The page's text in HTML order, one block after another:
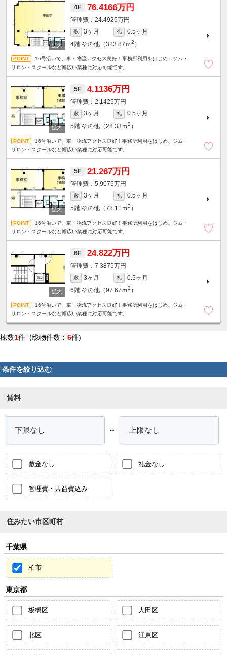
4F 76.4166万円
24.4925万円
敷 3ヶ月 礼
0.5ヶ月
4階 その他（323.87ｍ2 ）
16号沿いで、車・物流アクセス良好！事務所利用をはじめ、ジム・
サロン・スクールなど幅広い業種に対応可能です。
5F 4.1136万円
2.1425万円
敷 3ヶ月 礼
0.5ヶ月
5階 その他（28.33ｍ2 ）
16号沿いで、車・物流アクセス良好！事務所利用をはじめ、ジム・
サロン・スクールなど幅広い業種に対応可能です。
5F 21.267万円
5.9075万円
敷 3ヶ月 礼
0.5ヶ月
5階 その他（78.11ｍ2 ）
16号沿いで、車・物流アクセス良好！事務所利用をはじめ、ジム・
サロン・スクールなど幅広い業種に対応可能です。
6F 24.822万円
7.3875万円
敷 3ヶ月 礼
0.5ヶ月
6階 その他（97.67ｍ2 ）
16号沿いで、車・物流アクセス良好！事務所利用をはじめ、ジム・
サロン・スクールなど幅広い業種に対応可能です。
棟数1件 (総物件数： 6件)
条件を絞り込む
賃料
～
敷金なし 礼金なし
管理費・共益費込み
住みたい市区町村
千葉県
柏市
東京都
板橋区 大田区
北区 江東区